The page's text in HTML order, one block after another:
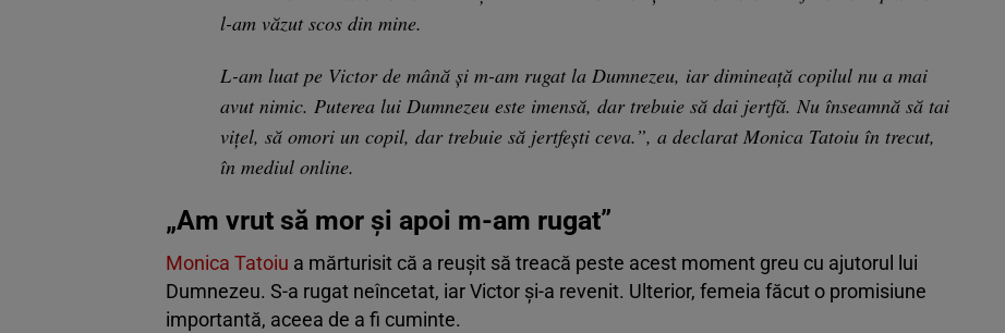
l-am văzut scos din mine.
L-am luat pe Victor de mână și m-am rugat la Dumnezeu, iar dimineață copilul nu a mai
avut nimic. Puterea lui Dumnezeu este imensă, dar trebuie să dai jertfă. Nu înseamnă să tai
vițel, să omori un copil, dar trebuie să jertfești ceva.”, a declarat Monica Tatoiu în trecut,
în mediul online.
„Am vrut să mor și apoi m-am rugat”
Monica Tatoiu a mărturisit că a reușit să treacă peste acest moment greu cu ajutorul lui
Dumnezeu. S-a rugat neîncetat, iar Victor și-a revenit. Ulterior, femeia făcut o promisiune
importantă, aceea de a fi cuminte.